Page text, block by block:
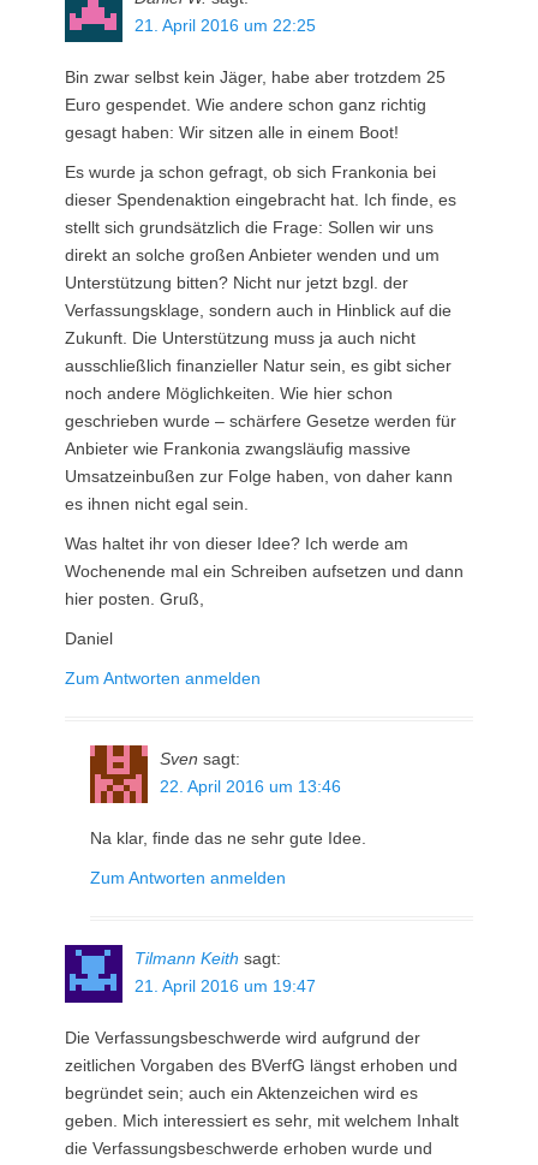
21. April 2016 um 22:25
Bin zwar selbst kein Jäger, habe aber trotzdem 25
Euro gespendet. Wie andere schon ganz richtig
gesagt haben: Wir sitzen alle in einem Boot!
Es wurde ja schon gefragt, ob sich Frankonia bei
dieser Spendenaktion eingebracht hat. Ich finde, es
stellt sich grundsätzlich die Frage: Sollen wir uns
direkt an solche großen Anbieter wenden und um
Unterstützung bitten? Nicht nur jetzt bzgl. der
Verfassungsklage, sondern auch in Hinblick auf die
Zukunft. Die Unterstützung muss ja auch nicht
ausschließlich finanzieller Natur sein, es gibt sicher
noch andere Möglichkeiten. Wie hier schon
geschrieben wurde – schärfere Gesetze werden für
Anbieter wie Frankonia zwangsläufig massive
Umsatzeinbußen zur Folge haben, von daher kann
es ihnen nicht egal sein.
Was haltet ihr von dieser Idee? Ich werde am
Wochenende mal ein Schreiben aufsetzen und dann
hier posten. Gruß,
Daniel
Zum Antworten anmelden
Sven sagt:
22. April 2016 um 13:46
Na klar, finde das ne sehr gute Idee.
Zum Antworten anmelden
Tilmann Keith sagt:
21. April 2016 um 19:47
Die Verfassungsbeschwerde wird aufgrund der
zeitlichen Vorgaben des BVerfG längst erhoben und
begründet sein; auch ein Aktenzeichen wird es
geben. Mich interessiert es sehr, mit welchem Inhalt
die Verfassungsbeschwerde erhoben wurde und